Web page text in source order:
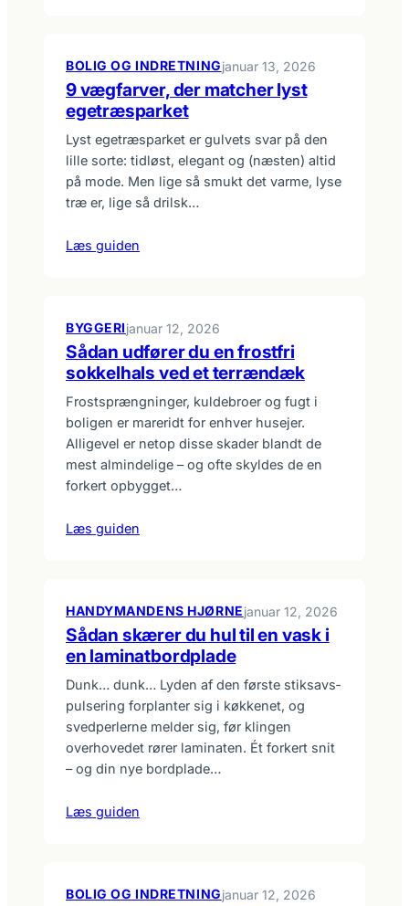
BOLIG OG INDRETNINGjanuar 13, 2026
9 vægfarver, der matcher lyst
egetræsparket
Lyst egetræsparket er gulvets svar på den
lille sorte: tidløst, elegant og (næsten) altid
på mode. Men lige så smukt det varme, lyse
træ er, lige så drilsk…
Læs guiden
BYGGERIjanuar 12, 2026
Sådan udfører du en frostfri
sokkelhals ved et terrændæk
Frostsprængninger, kuldebroer og fugt i
boligen er mareridt for enhver husejer.
Alligevel er netop disse skader blandt de
mest almindelige – og ofte skyldes de en
forkert opbygget…
Læs guiden
HANDYMANDENS HJØRNEjanuar 12, 2026
Sådan skærer du hul til en vask i
en laminatbordplade
Dunk… dunk… Lyden af den første stiksavs­
pulsering forplanter sig i køkkenet, og
svedperlerne melder sig, før klingen
overhovedet rører laminaten. Ét forkert snit
– og din nye bordplade…
Læs guiden
BOLIG OG INDRETNINGjanuar 12, 2026